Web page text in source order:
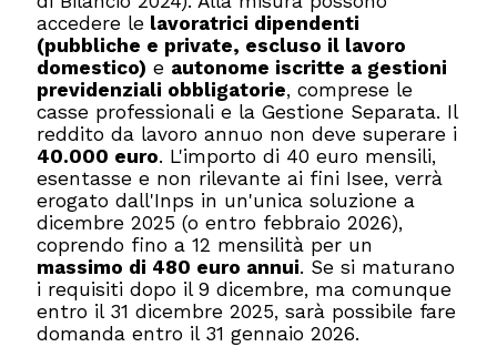
accedere le lavoratrici dipendenti
(pubbliche e private, escluso il lavoro
domestico) e autonome iscritte a gestioni
previdenziali obbligatorie, comprese le
casse professionali e la Gestione Separata. Il
reddito da lavoro annuo non deve superare i
40.000 euro. L'importo di 40 euro mensili,
esentasse e non rilevante ai fini Isee, verrà
erogato dall'Inps in un'unica soluzione a
dicembre 2025 (o entro febbraio 2026),
coprendo fino a 12 mensilità per un
massimo di 480 euro annui. Se si maturano
i requisiti dopo il 9 dicembre, ma comunque
entro il 31 dicembre 2025, sarà possibile fare
domanda entro il 31 gennaio 2026.